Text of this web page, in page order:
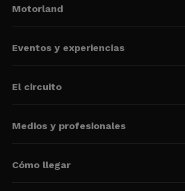
Motorland
Eventos y experiencias
El circuito
Medios y profesionales
Cómo llegar